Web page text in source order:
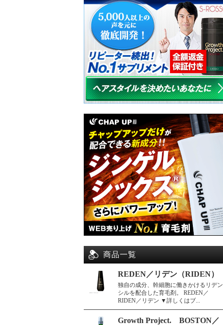
商品一覧
REDEN／リデン（RIDEN）
独自の成分、幹細胞に働きかけるリデン
シルを配合した育毛剤。 REDEN／
RIDEN／リデン ▼詳しくはブ...
Growth Project. BOSTON／